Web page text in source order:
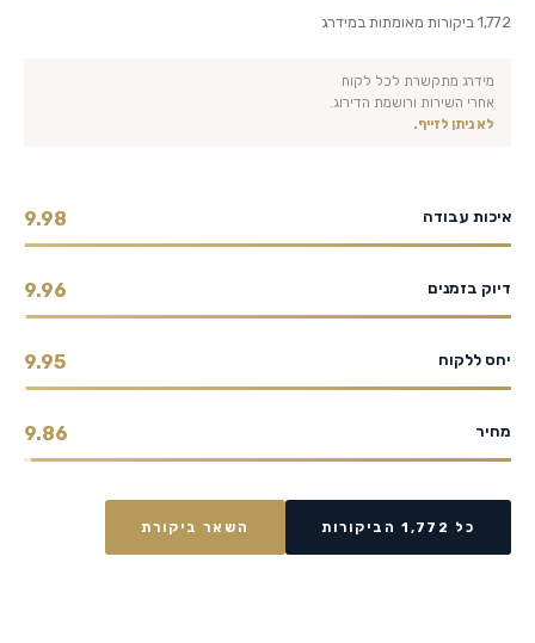
1,772 ביקורות מאומתות במידרג
מידרג מתקשרת לכל לקוח
אחרי השירות ורושמת הדירוג.
לא ניתן לזייף.
איכות עבודה 9.98
דיוק בזמנים 9.96
יחס ללקוח 9.95
מחיר 9.86
כל 1,772 הביקורות השאר ביקורת